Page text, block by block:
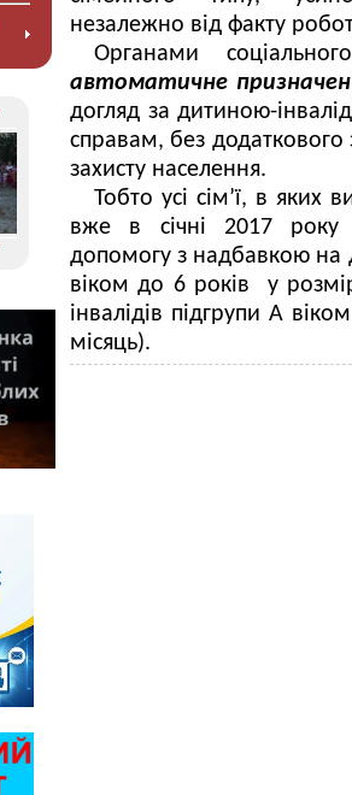
незалежно від факту
Органами
автоматичне
догляд за дитиною-
справам, без додаткового
захисту населення.
Тобто усі сім’ї, в яких
вже в січні 2017 року
допомогу з надбавкою на
віком до 6 років у
інвалідів підгрупи А
місяць).